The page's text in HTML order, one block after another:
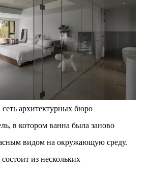
архитектурных бюро
в котором ванна была заново
видом на окружающую среду.
из нескольких